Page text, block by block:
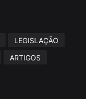
LEGISLAÇÃO
ARTIGOS